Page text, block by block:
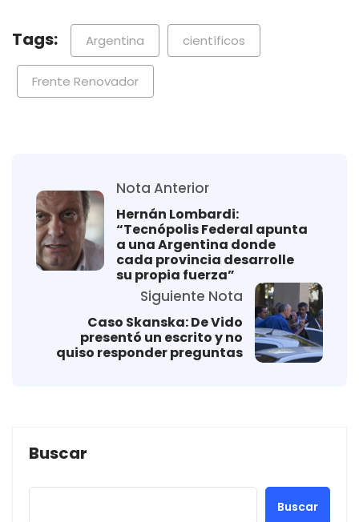
Tags: Argentina científicos
Frente Renovador
Nota Anterior
Hernán Lombardi:
“Tecnópolis Federal apunta
a una Argentina donde
cada provincia desarrolle
su propia fuerza”
Siguiente Nota
Caso Skanska: De Vido
presentó un escrito y no
quiso responder preguntas
Buscar
Buscar